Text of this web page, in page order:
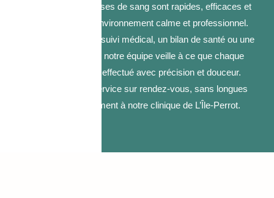
Nos services de prises de sang sont rapides, efficaces et
réalisés dans un environnement calme et professionnel.
Que ce soit pour un suivi médical, un bilan de santé ou une
analyse prescrite, notre équipe veille à ce que chaque
prélèvement soit effectué avec précision et douceur.
Nous offrons un service sur rendez-vous, sans longues
attentes, directement à notre clinique de L’Île-Perrot.